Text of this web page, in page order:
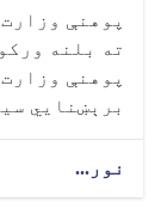
پوهنې
پوهنې
برېښنايي
نور...